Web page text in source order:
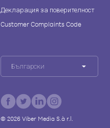
Декларация за поверителност
Customer Complaints Code
Български
© 2026Viber Media S.à r.l.